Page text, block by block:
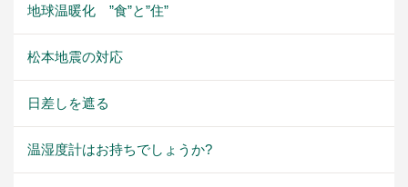
地球温暖化 ”食”と”住”
松本地震の対応
日差しを遮る
温湿度計はお持ちでしょうか?